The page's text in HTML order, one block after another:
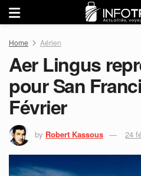
Home Aérien
Aer Lingus
pour San
Février
by Robert Kassous 24